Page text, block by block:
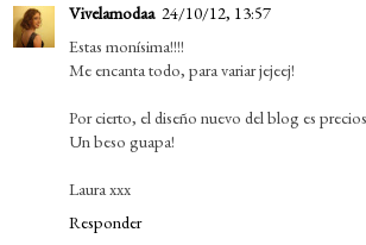
Vivelamodaa 24/10/12, 13:57
Estas monísima!!!!
Me encanta todo, para variar jejeej!
Por cierto, el diseño nuevo del blog es
Un beso guapa!
Laura xxx
Responder